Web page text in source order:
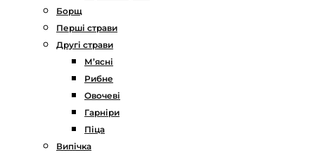
Борщ
Перші страви
Другі страви
М’ясні
Рибне
Овочеві
Гарніри
Піца
Випічка